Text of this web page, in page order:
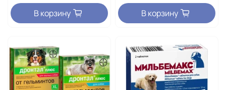
В корзину В корзину